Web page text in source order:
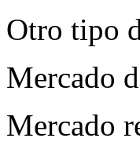
Otro tipo
Mercado
Mercado